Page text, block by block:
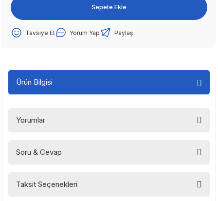
Sepete Ekle
Tavsiye Et Yorum Yap Paylaş
Ürün Bilgisi
Yorumlar
Soru & Cevap
Ürün hakkında henüz soru sorulmamış.
Taksit Seçenekleri